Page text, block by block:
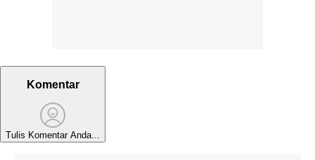
Komentar
Tulis Komentar Anda...